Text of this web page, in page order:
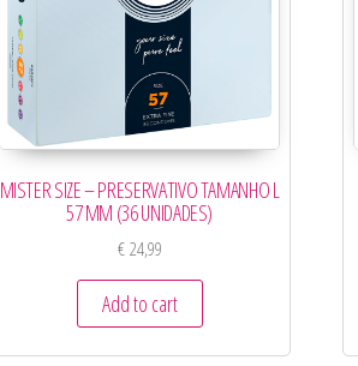
MISTER SIZE – PRESERVATIVO TAMANHO L
57 MM (36 UNIDADES)
€24,99
Add to cart